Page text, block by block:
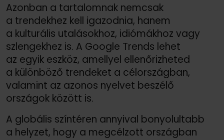
Azonban a tartalomnak nemcsak
a trendekhez kell igazodnia, hanem
a kulturális utalásokhoz, idiómákhoz vagy
szlengekhez is. A Google Trends lehet
az egyik eszköz, amellyel ellenőrizheted
a különböző trendeket a célországban,
valamint az azonos nyelvet beszélő
országok között is.
A globális színtéren annyival bonyolultabb
a helyzet, hogy a megcélzott országban